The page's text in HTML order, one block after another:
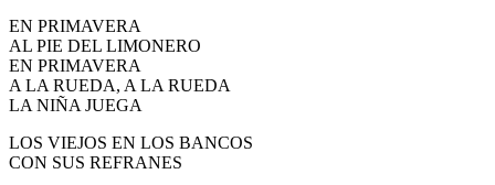
EN PRIMAVERA
AL PIE DEL LIMONERO
EN PRIMAVERA
A LA RUEDA, A LA RUEDA
LA NIÑA JUEGA
LOS VIEJOS EN LOS BANCOS
CON SUS REFRANES